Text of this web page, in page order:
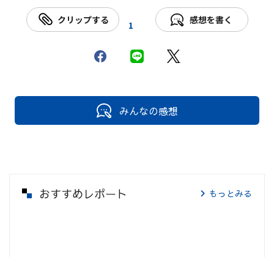
クリップする 1 感想を書く
みんなの感想
おすすめレポート もっとみる